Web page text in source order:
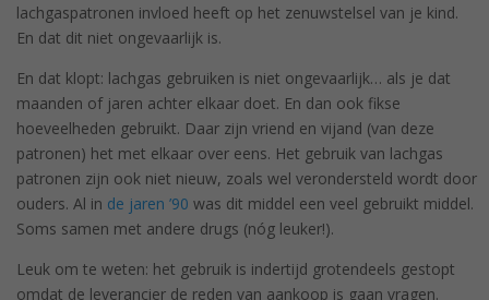
lachgaspatronen invloed heeft op het zenuwstelsel van je kind.
En dat dit niet ongevaarlijk is.
En dat klopt: lachgas gebruiken is niet ongevaarlijk… als je dat
maanden of jaren achter elkaar doet. En dan ook fikse
hoeveelheden gebruikt. Daar zijn vriend en vijand (van deze
patronen) het met elkaar over eens. Het gebruik van lachgas
patronen zijn ook niet nieuw, zoals wel verondersteld wordt door
ouders. Al in de jaren ’90 was dit middel een veel gebruikt middel.
Soms samen met andere drugs (nóg leuker!).
Leuk om te weten: het gebruik is indertijd grotendeels gestopt
omdat de leverancier de reden van aankoop is gaan vragen.